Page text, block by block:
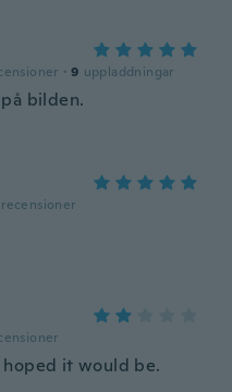
· 9 uppladdningar
bilden.
recensioner
hoped it would be.